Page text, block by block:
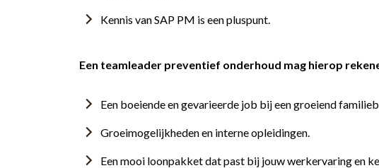
Kennis van SAP PM is een pluspunt.
Een teamleader preventief onderhoud mag hierop
Een boeiende en gevarieerde job bij een groeiend
Groeimogelijkheden en interne opleidingen.
Een mooi loonpakket dat past bij jouw werkervaring en